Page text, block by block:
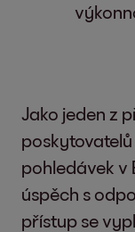
Jako jeden z
pohledávek v
úspěch s
přístup se